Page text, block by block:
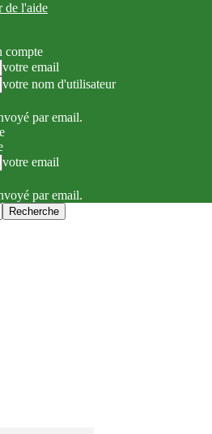
de l'aide
compte
votre email
votre nom d'utilisateur
par email.
votre email
par email.